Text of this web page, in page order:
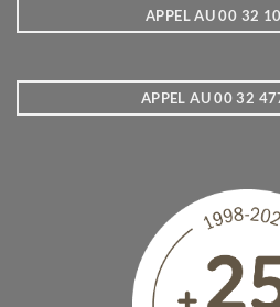
APPEL AU 00 32
APPEL AU 00 32